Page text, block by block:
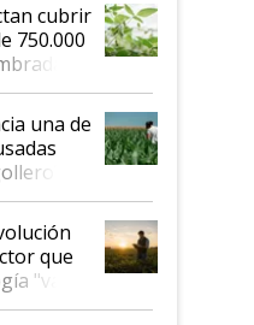
cubrir
750.000
de
un
y
una de
El
clave
que
"va a